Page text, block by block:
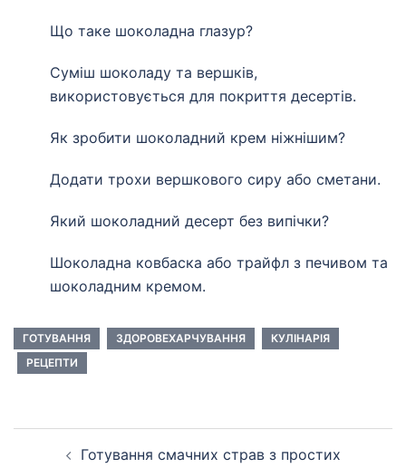
Що таке шоколадна глазур?
Суміш шоколаду та вершків,
використовується для покриття десертів.
Як зробити шоколадний крем ніжнішим?
Додати трохи вершкового сиру або сметани.
Який шоколадний десерт без випічки?
Шоколадна ковбаска або трайфл з печивом та
шоколадним кремом.
ГОТУВАННЯ ЗДОРОВЕХАРЧУВАННЯ
КУЛІНАРІЯ
РЕЦЕПТИ
НавігаціяГотування смачних страв з простих